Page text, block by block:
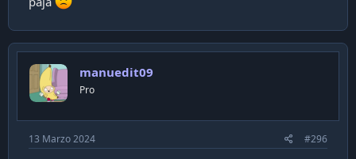
manuedit09
Pro
13 Marzo 2024 #296